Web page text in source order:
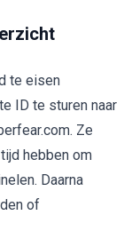
te eisen
ID te sturen naar
Ze
hebben om
Daarna
of